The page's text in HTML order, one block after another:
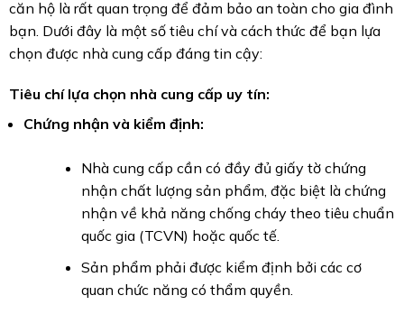
căn hộ là rất quan trọng để đảm bảo an toàn cho gia đình
bạn. Dưới đây là một số tiêu chí và cách thức để bạn lựa
chọn được nhà cung cấp đáng tin cậy:
Tiêu chí lựa chọn nhà cung cấp uy tín:
Chứng nhận và kiểm định:
Nhà cung cấp cần có đầy đủ giấy tờ chứng
nhận chất lượng sản phẩm, đặc biệt là chứng
nhận về khả năng chống cháy theo tiêu chuẩn
quốc gia (TCVN) hoặc quốc tế.
Sản phẩm phải được kiểm định bởi các cơ
quan chức năng có thẩm quyền.